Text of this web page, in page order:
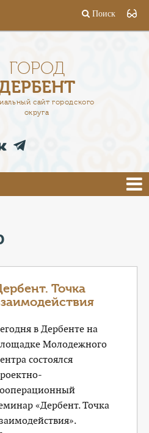
Поиск
ГОРОД
сайт городского
округа
Точка
в Дербенте на
Молодежного
состоялся
«Дербент. Точка